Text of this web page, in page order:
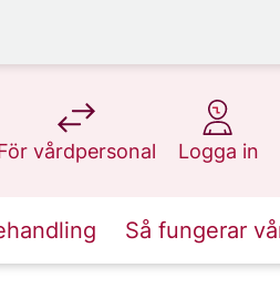
vårdpersonal
på 1177.se
Logga in
på 1177.se
Så fungerar